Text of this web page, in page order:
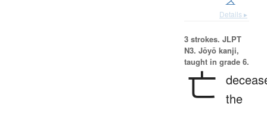
Details ▸
3 strokes. JLPT
N3. Jōyō kanji,
taught in grade 6.
亡 the